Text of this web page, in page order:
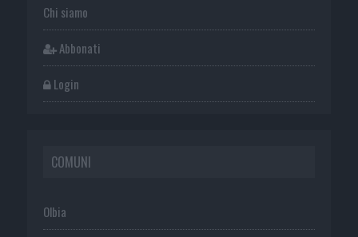
Chi siamo
Abbonati
Login
COMUNI
Olbia